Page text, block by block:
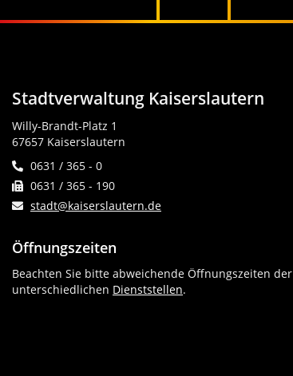
Stadtverwaltung Kaiserslautern
Willy-Brandt-Platz 1
67657 Kaiserslautern
0631 / 365 - 0
0631 / 365 - 190
stadt@kaiserslautern.de
Öffnungszeiten
Beachten Sie bitte abweichende Öffnungszeiten der
unterschiedlichen Dienststellen.